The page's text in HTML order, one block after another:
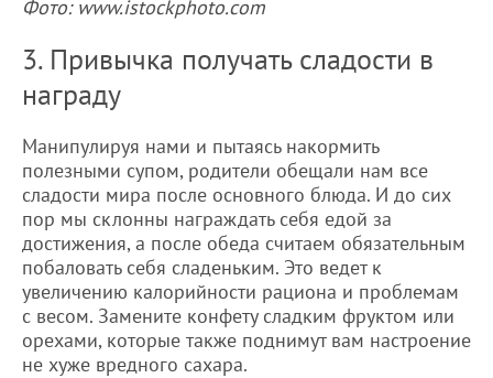
Фото: www.istockphoto.com
3. Привычка получать сладости в
награду
Манипулируя нами и пытаясь накормить
полезными супом, родители обещали нам все
сладости мира после основного блюда. И до сих
пор мы склонны награждать себя едой за
достижения, а после обеда считаем обязательным
побаловать себя сладеньким. Это ведет к
увеличению калорийности рациона и проблемам
с весом. Замените конфету сладким фруктом или
орехами, которые также поднимут вам настроение
не хуже вредного сахара.